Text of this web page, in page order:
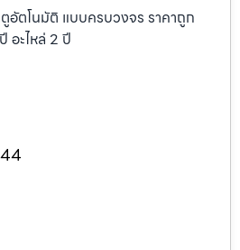
อัตโนมัติ แบบครบวงจร ราคาถูก
อะไหล่ 2 ปี